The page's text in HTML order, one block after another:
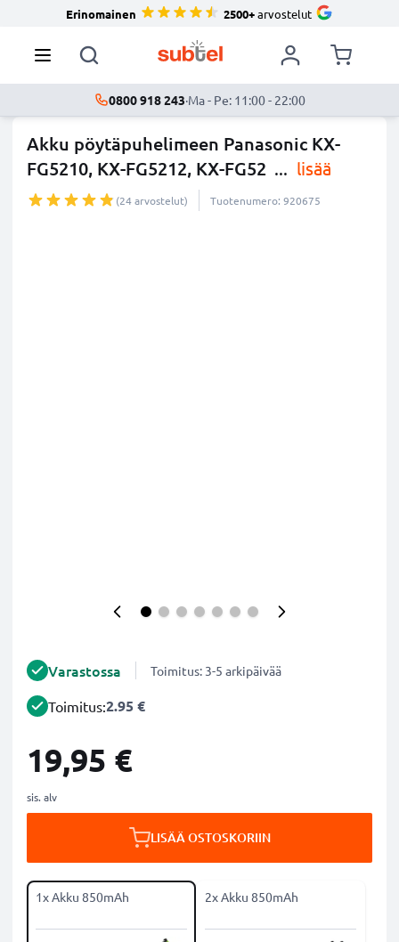
Erinomainen 2500+arvostelut
0800 918 243·Ma - Pe: 11:00 - 22:00
Akku pöytäpuhelimeen Panasonic KX-
FG5210, KX-FG5212, KX-FG52 ... lisää
(24 arvostelut) Tuotenumero: 920675
Varastossa Toimitus: 3-5 arkipäivää
Toimitus:2.95 €
19,95 €
sis. alv
LISÄÄ OSTOSKORIIN
1x Akku 850mAh 2x Akku 850mAh